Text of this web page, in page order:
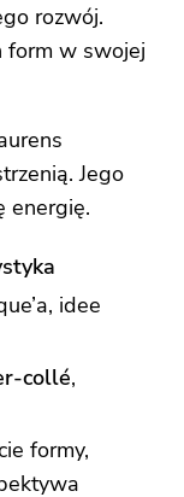
rozwój.
form w swojej
Jego
energię.
idee
collé,
formy,